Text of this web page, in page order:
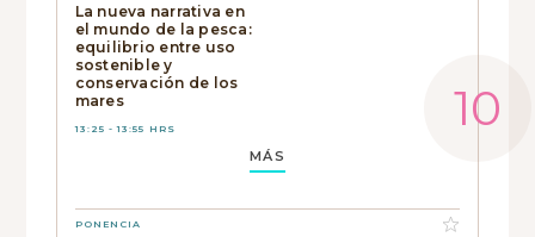
La nueva narrativa en
el mundo de la pesca:
equilibrio entre uso
sostenible y
conservación de los
mares
13:25 - 13:55 HRS
MÁS
PONENCIA